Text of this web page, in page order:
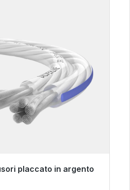
placcato in argento
immediata, tempo di